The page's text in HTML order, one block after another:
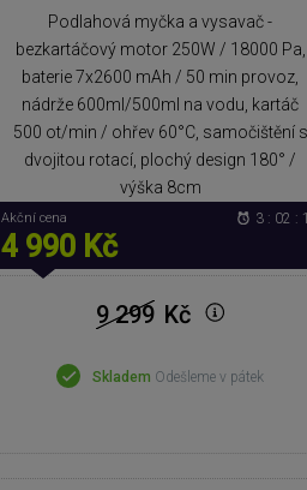
Podlahová myčka a vysavač -
bezkartáčový motor 250W / 18000 Pa,
baterie 7x2600 mAh / 50 min provoz,
nádrže 600ml/500ml na vodu, kartáč
500 ot/min / ohřev 60°C, samočištění s
dvojitou rotací, plochý design 180° /
výška 8cm
Akční cena
4 990 Kč
3 : 02 :
9 299 Kč
Skladem Odešleme v pátek